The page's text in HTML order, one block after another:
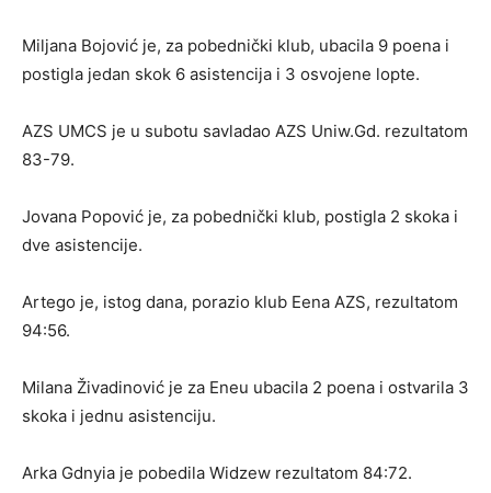
Miljana Bojović je, za pobednički klub, ubacila 9 poena i
postigla jedan skok 6 asistencija i 3 osvojene lopte.
AZS UMCS je u subotu savladao AZS Uniw.Gd. rezultatom
83-79.
Jovana Popović je, za pobednički klub, postigla 2 skoka i
dve asistencije.
Artego je, istog dana, porazio klub Eena AZS, rezultatom
94:56.
Milana Živadinović je za Eneu ubacila 2 poena i ostvarila 3
skoka i jednu asistenciju.
Arka Gdnyia je pobedila Widzew rezultatom 84:72.